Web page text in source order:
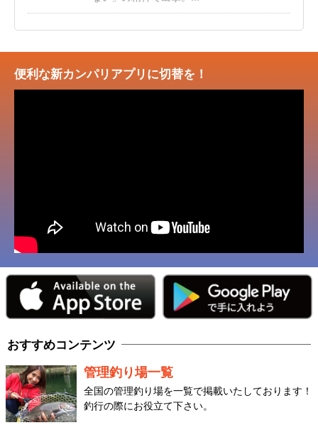
便利な新カンパリアプリに切替を！
おすすめコンテンツ
管理釣り場一覧
全国の管理釣り場を一覧で掲載いたしております！
釣行の際にお役立て下さい。